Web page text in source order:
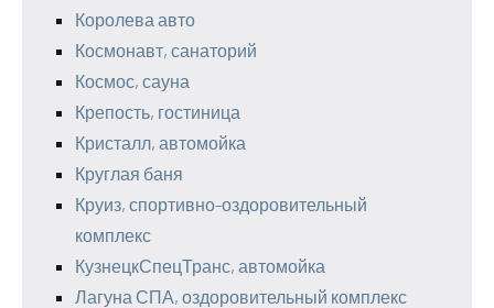
Королева авто
Космонавт, санаторий
Космос, сауна
Крепость, гостиница
Кристалл, автомойка
Круглая баня
Круиз, спортивно-оздоровительный
комплекс
КузнецкСпецТранс, автомойка
Лагуна СПА, оздоровительный комплекс